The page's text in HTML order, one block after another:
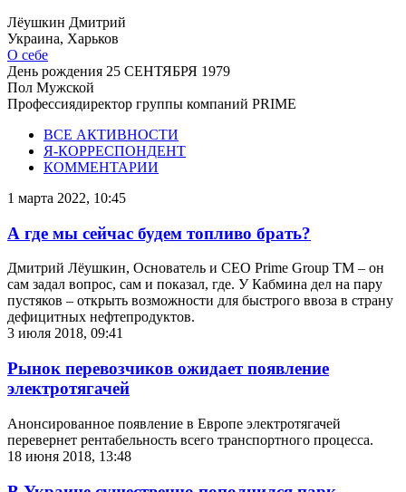
Лёушкин Дмитрий
Украина, Харьков
О себе
День рождения 25 СЕНТЯБРЯ 1979
Пол Мужской
Профессиядиректор группы компаний PRIME
ВСЕ АКТИВНОСТИ
Я-КОРРЕСПОНДЕНТ
КОММЕНТАРИИ
1 марта 2022, 10:45
А где мы сейчас будем топливо брать?
Дмитрий Лёушкин, Основатель и СЕО Prime Group TM – он
сам задал вопрос, сам и показал, где. У Кабмина дел на пару
пустяков – открыть возможности для быстрого ввоза в страну
дефицитных нефтепродуктов.
3 июля 2018, 09:41
Рынок перевозчиков ожидает появление
электротягачей
Анонсированное появление в Европе электротягачей
перевернет рентабельность всего транспортного процесса.
18 июня 2018, 13:48